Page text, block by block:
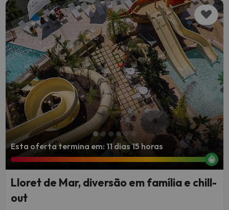
Esta oferta termina em: 11 dias 15 horas
Lloret de Mar, diversão em família e chill-
out